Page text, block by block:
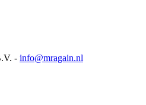
- info@mragain.nl